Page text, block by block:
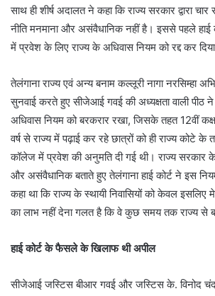
साथ ही शीर्ष अदालत ने कहा कि राज्य सरकार द्वारा चार
नीति मनमाना और असंवैधानिक नहीं है। इससे पहले
में प्रवेश के लिए राज्य के अधिवास नियम को रद्द कर
तेलंगाना राज्य एवं अन्य बनाम कल्लूरी नागा नरसिम्हा
सुनवाई करते हुए सीजेआई गवई की अध्यक्षता वाली पीठ
अधिवास नियम को बरकरार रखा, जिसके तहत 12वीं
वर्ष से राज्य में पढ़ाई कर रहे छात्रों को ही राज्य कोटे
कॉलेज में प्रवेश की अनुमति दी गई थी। राज्य सरकार के
और असंवैधानिक बताते हुए तेलंगाना हाई कोर्ट ने इस
कहा था कि राज्य के स्थायी निवासियों को केवल
का लाभ नहीं देना गलत है कि वे कुछ समय तक राज्य से
हाई कोर्ट के फैसले के खिलाफ थी अपील
सीजेआई जस्टिस बीआर गवई और जस्टिस के. विनोद